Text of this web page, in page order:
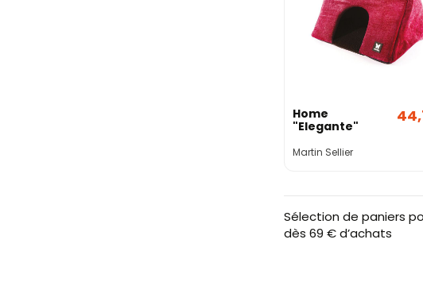
Home
"Elegante"
Martin Sellier
Sélection de paniers
dès 69 € d’achats